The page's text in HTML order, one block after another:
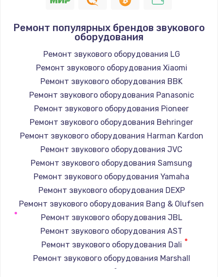
Замена шнура
Заказать
Замена / ремонт электронного модуля
управления
600 руб.
Заказать
Замена конфорки
1100 руб.
Заказать
Замена платы сенсора
900 руб.
Заказать
Замена регулятора режимов конфорки
900 руб.
Заказать
Ремонт популярных брендов звукового
оборудования
Ремонт звукового оборудования LG
Ремонт звукового оборудования Xiaomi
Ремонт звукового оборудования BBK
Ремонт звукового оборудования Panasonic
Ремонт звукового оборудования Pioneer
Ремонт звукового оборудования Behringer
Ремонт звукового оборудования Harman Kardon
Ремонт звукового оборудования JVC
Ремонт звукового оборудования Samsung
Ремонт звукового оборудования Yamaha
Ремонт звукового оборудования DEXP
Ремонт звукового оборудования Bang & Olufsen
Ремонт звукового оборудования JBL
Ремонт звукового оборудования AST
Ремонт звукового оборудования Dali
Ремонт звукового оборудования Marshall
Ремонт звукового оборудования Supra